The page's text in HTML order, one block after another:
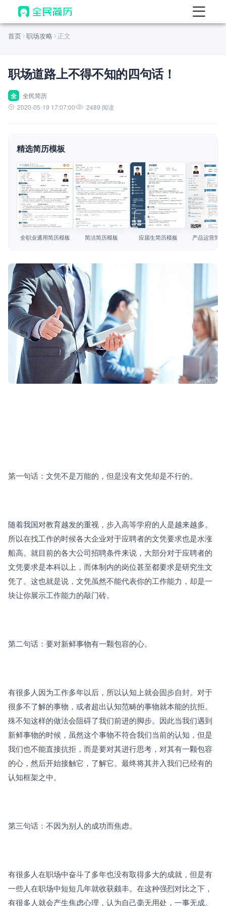
首页
AI 生成简历
AI 优化简历
AI 翻译简历
AI 模拟面试
面试自我介绍
AI 职场工具 New
简历模板
简历教程
首页 职场攻略 正文
职场道路上不得不知的四句话！
全
全民简历
2020-05-19 17:07:00
2489 阅读
精选简历模板
查看模板
全职业通用简历模板
查看模板
简洁简历模板
查看模板
应届生简历模板
查看模板
产品运营简
第一句话：文凭不是万能的，但是没有文凭却是不行的。
随着我国对教育越发的重视，步入高等学府的人是越来越多。
所以在找工作的时候各大企业对于应聘者的文凭要求也是水涨
船高。就目前的各大公司招聘条件来说，大部分对于应聘者的
文凭要求是本科以上，而体制内的岗位甚至都要求是研究生文
凭了。这也就是说，文凭虽然不能代表你的工作能力，却是一
块让你展示工作能力的敲门砖。
第二句话：要对新鲜事物有一颗包容的心。
有很多人因为工作多年以后，所以认知上就会固步自封。对于
很多不了解的事物，或者超出认知范畴的事物就本能的抗拒。
殊不知这样的做法会阻碍了我们前进的脚步。因此当我们遇到
新鲜事物的时候，虽然这个事物不符合我们当前的认知，但是
我们也不能直接抗拒，而是要对其进行思考，对其有一颗包容
的心，然后开始接触它，了解它。最终将其并入我们已经有的
认知框架之中。
第三句话：不因为别人的成功而焦虑。
有很多人在职场中奋斗了多年也没有取得多大的成就，但是有
一些人在职场中短短几年就收获颇丰。在这种强烈对比之下，
有很多人就会产生焦虑心理，认为自己毫无用处，一事无成。